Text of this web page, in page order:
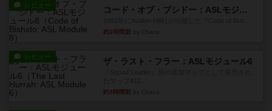
レビュー
コード・オブ・ブシドー：ASLモジュール8
約3時間前
レビュー ザ・ラスト・フラー：ASLモジュール6
約3時間前